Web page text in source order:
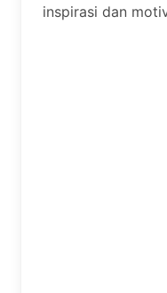
inspirasi dan